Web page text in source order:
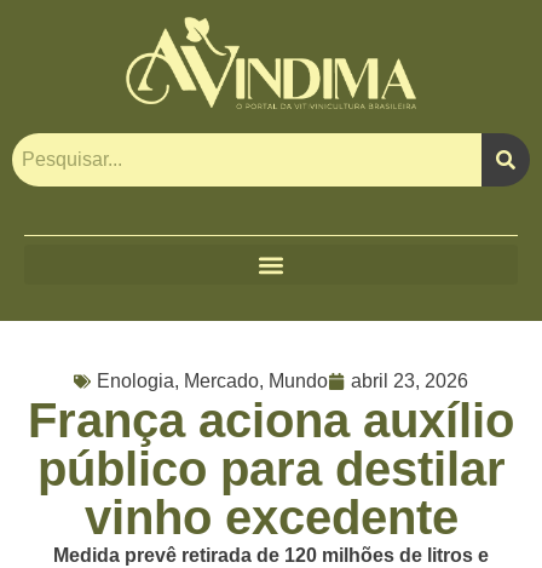
Enologia, Mercado, Mundo abril 23, 2026
França aciona auxílio
público para destilar
vinho excedente
Medida prevê retirada de 120 milhões de litros e